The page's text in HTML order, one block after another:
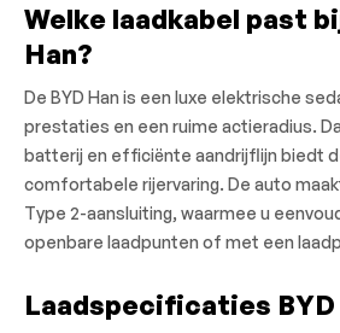
Welke laadkabel past
Han?
De BYD Han is een luxe elektrische
prestaties en een ruime actieradius.
batterij en efficiënte aandrijflijn biedt
comfortabele rijervaring. De auto
Type 2-aansluiting, waarmee u
openbare laadpunten of met een
Laadspecificaties BYD